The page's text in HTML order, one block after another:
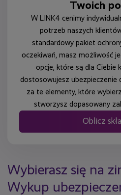
Twoich
W LINK4 cenimy
potrzeb naszych
standardowy pakiet
oczekiwań, masz możliwość
opcje, które są dla Ciebie
dostosowujesz ubezpieczenie
za te elementy, które
stworzysz dopasowany
Oblicz
Wybierasz się na
Wykup